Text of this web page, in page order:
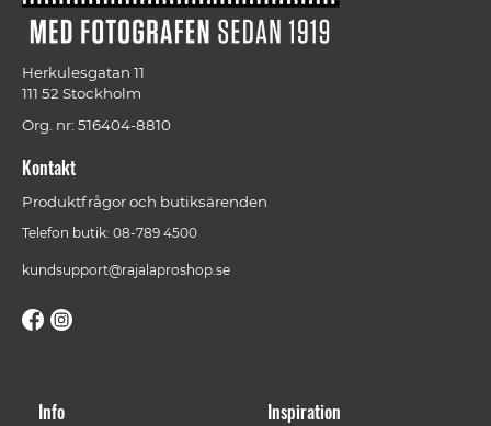
Herkulesgatan 11
111 52 Stockholm
Org. nr: 516404-8810
Kontakt
Produktfrågor och butiksärenden
Telefon butik: 08-789 4500
kundsupport@rajalaproshop.se
Info Inspiration